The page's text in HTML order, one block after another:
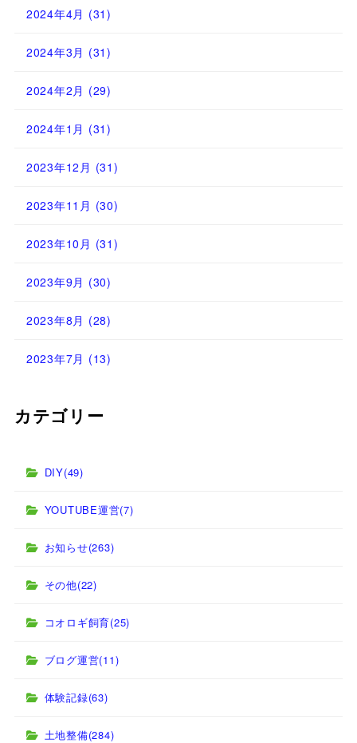
2024年4月 (31)
2024年3月 (31)
2024年2月 (29)
2024年1月 (31)
2023年12月 (31)
2023年11月 (30)
2023年10月 (31)
2023年9月 (30)
2023年8月 (28)
2023年7月 (13)
カテゴリー
DIY(49)
YOUTUBE運営(7)
お知らせ(263)
その他(22)
コオロギ飼育(25)
ブログ運営(11)
体験記録(63)
土地整備(284)